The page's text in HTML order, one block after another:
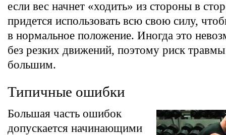
если вес начнет «ходить» из стороны в
придется использовать всю свою силу,
в нормальное положение. Иногда это
без резких движений, поэтому риск
большим.
Типичные ошибки
Большая часть ошибок
допускается начинающими